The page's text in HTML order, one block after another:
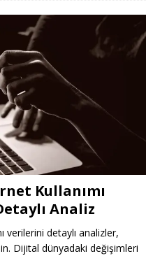
Kullanımı
Analiz
verilerini detaylı analizler,
Dijital dünyadaki değişimleri